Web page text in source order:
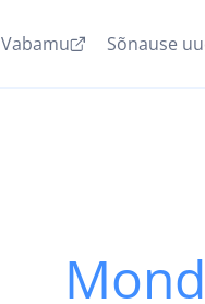
Vabamu Sõnause